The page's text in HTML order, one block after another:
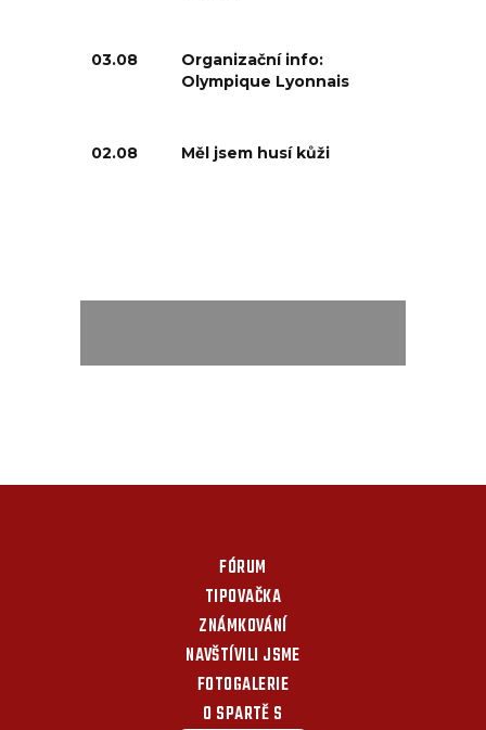
03.08
Organizační info:
Olympique Lyonnais
02.08 Měl jsem husí kůži
FÓRUM
TIPOVAČKA
ZNÁMKOVÁNÍ
NAVŠTÍVILI JSME
FOTOGALERIE
O SPARTĚ S